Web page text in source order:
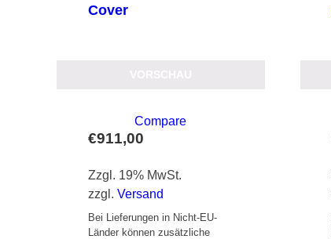
Cover
€911,00
Zzgl. 19% MwSt.
zzgl. Versand
Bei Lieferungen in Nicht-EU-
Länder können zusätzliche
Compare